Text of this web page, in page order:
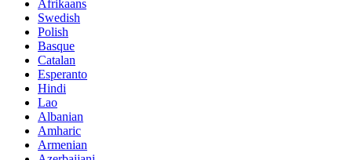
Afrikaans
Swedish
Polish
Basque
Catalan
Esperanto
Hindi
Lao
Albanian
Amharic
Armenian